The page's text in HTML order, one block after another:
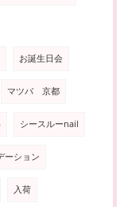
お誕生日会
マツパ 京都
シースルーnail
ーション
入荷